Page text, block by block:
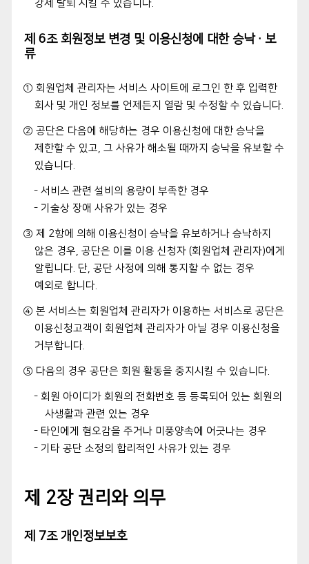
강제 탈퇴 시킬 수 있습니다.
제 6조 회원정보 변경 및 이용신청에 대한 승낙·보
류
① 회원업체 관리자는 서비스 사이트에 로그인 한 후 입력한
회사 및 개인 정보를 언제든지 열람 및 수정할 수 있습니다.
② 공단은 다음에 해당하는 경우 이용신청에 대한 승낙을
제한할 수 있고, 그 사유가 해소될 때까지 승낙을 유보할 수
있습니다.
- 서비스 관련 설비의 용량이 부족한 경우
- 기술상 장애 사유가 있는 경우
③ 제 2항에 의해 이용신청이 승낙을 유보하거나 승낙하지
않은 경우, 공단은 이를 이용 신청자 (회원업체 관리자)에게
알립니다. 단, 공단 사정에 의해 통지할 수 없는 경우
예외로 합니다.
④ 본 서비스는 회원업체 관리자가 이용하는 서비스로 공단은
이용신청고객이 회원업체 관리자가 아닐 경우 이용신청을
거부합니다.
⑤ 다음의 경우 공단은 회원 활동을 중지시킬 수 있습니다.
- 회원 아이디가 회원의 전화번호 등 등록되어 있는 회원의
사생활과 관련 있는 경우
- 타인에게 혐오감을 주거나 미풍양속에 어긋나는 경우
- 기타 공단 소정의 합리적인 사유가 있는 경우
제 2장 권리와 의무
제 7조 개인정보보호